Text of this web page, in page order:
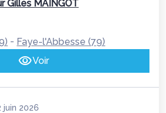
Gilles MAINGOT
- Faye-l'Abbesse (79)
Voir
juin 2026